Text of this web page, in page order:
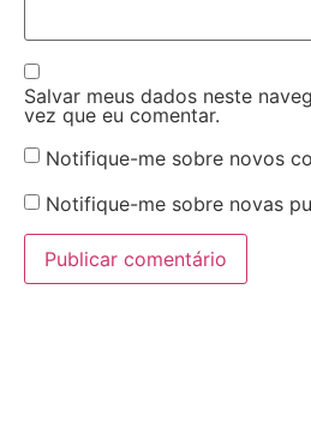
Salvar meus dados neste
vez que eu comentar.
Notifique-me sobre novos
Notifique-me sobre novas